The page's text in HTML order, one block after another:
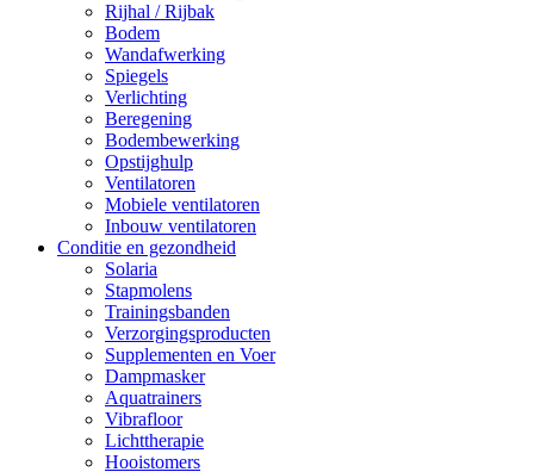
Rijhal / Rijbak
Bodem
Wandafwerking
Spiegels
Verlichting
Beregening
Bodembewerking
Opstijghulp
Ventilatoren
Mobiele ventilatoren
Inbouw ventilatoren
Conditie en gezondheid
Solaria
Stapmolens
Trainingsbanden
Verzorgingsproducten
Supplementen en Voer
Dampmasker
Aquatrainers
Vibrafloor
Lichttherapie
Hooistomers